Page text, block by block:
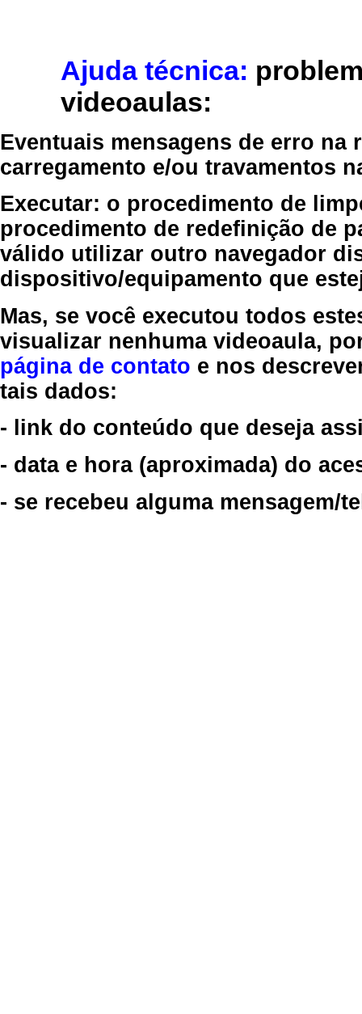
Ajuda técnica:
videoaulas:
Eventuais mensagens de erro
carregamento e/ou travamentos
Executar: o procedimento de
procedimento de redefinição de
válido utilizar outro navegador
dispositivo/equipamento que
Mas, se você executou todos
visualizar nenhuma videoaula,
página de contato e nos
tais dados:
- link do conteúdo que deseja
- data e hora (aproximada) do
- se recebeu alguma mensagem/